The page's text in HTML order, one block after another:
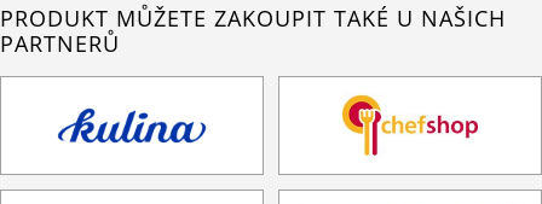
PRODUKT MŮŽETE ZAKOUPIT TAKÉ U NAŠICH
PARTNERŮ